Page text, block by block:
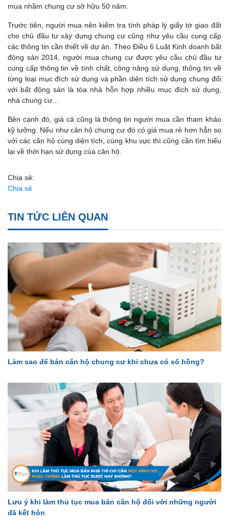
mua nhầm chung cư sở hữu 50 năm.
Trước tiên, người mua nên kiểm tra tính pháp lý giấy tờ giao đất
cho chủ đầu tư xây dựng chung cư cũng như yêu cầu cung cấp
các thông tin cần thiết về dự án. Theo Điều 6 Luật Kinh doanh bất
động sản 2014, người mua chung cư được yêu cầu chủ đầu tư
cung cấp thông tin về tính chất, công năng sử dụng, thông tin về
từng loại mục đích sử dụng và phần diện tích sử dụng chung đối
với bất động sản là tòa nhà hỗn hợp nhiều mục đích sử dụng,
nhà chung cư…
Bên cạnh đó, giá cả cũng là thông tin người mua cần tham khảo
kỹ lưỡng. Nếu như căn hộ chung cư đó có giá mua rẻ hơn hẳn so
với các căn hộ cùng diện tích, cùng khu vực thì cũng cần tìm hiểu
lại về thời hạn sử dụng của căn hộ.
Chia sẻ:
Chia sẻ
TIN TỨC LIÊN QUAN
Làm sao để bán căn hộ chung cư khi chưa có sổ hồng?
Lưu ý khi làm thủ tục mua bán căn hộ đối với những người
đã kết hôn